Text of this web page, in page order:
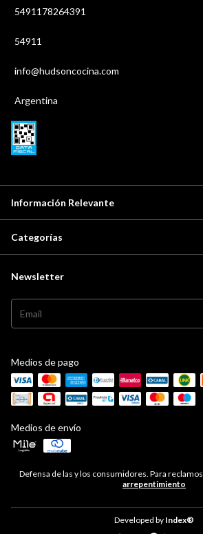
5491178264391
54911
info@hudsoncocina.com
Argentina
Información Relevante
Categorías
Newsletter
Medios de pago
Medios de envío
Defensa de las y los consumidores. Para reclamos
arrepentimiento
Developed by Index®